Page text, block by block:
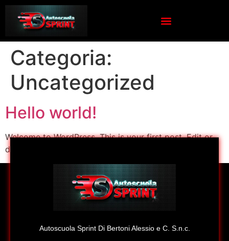
Categoria:
Uncategorized
Hello world!
Welcome to WordPress. This is your first post. Edit or
delete it, then start writing!
Autoscuola Sprint Di Bertoni Alessio e C. S.n.c.